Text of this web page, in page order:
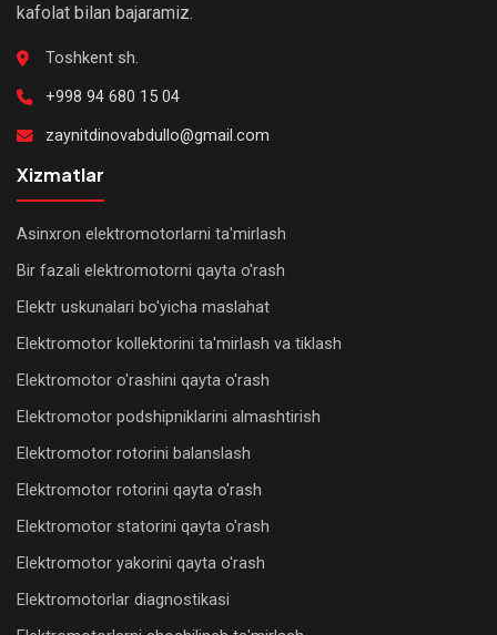
ta'mirdan
sinov
nasoslarini
ta'mirlash
Kollektorli
qayta
o'rash
va
ehtiyot
qismlar
Kran
elektromotorlarini
Lift
kafolat bilan bajaramiz.
Toshkent sh.
+998 94 680 15 04
zaynitdinovabdullo@gmail.com
Xizmatlar
Asinxron elektromotorlarni ta'mirlash
Bir fazali elektromotorni qayta o'rash
Elektr uskunalari bo'yicha maslahat
Elektromotor kollektorini ta'mirlash va tiklash
Elektromotor o'rashini qayta o'rash
Elektromotor podshipniklarini almashtirish
Elektromotor rotorini balanslash
Elektromotor rotorini qayta o'rash
Elektromotor statorini qayta o'rash
Elektromotor yakorini qayta o'rash
Elektromotorlar diagnostikasi